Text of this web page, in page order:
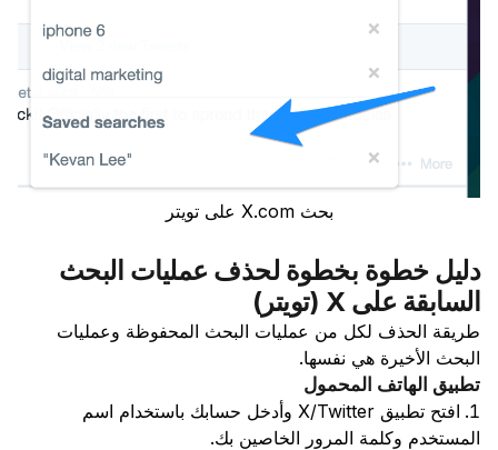
بحث X.com على تويتر
دليل خطوة بخطوة لحذف عمليات البحث
السابقة على X (تويتر)
طريقة الحذف لكل من عمليات البحث المحفوظة وعمليات
البحث الأخيرة هي نفسها.
تطبيق الهاتف المحمول
افتح تطبيق X/Twitter وأدخل حسابك باستخدام اسم
المستخدم وكلمة المرور الخاصين بك.